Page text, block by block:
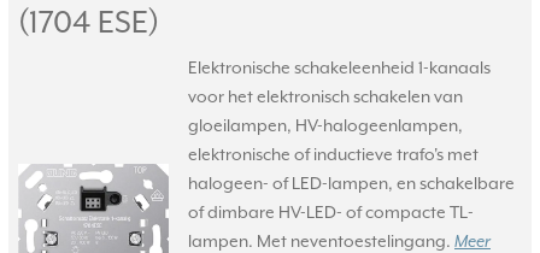
(1704 ESE)
Elektronische schakeleenheid 1-kanaals
voor het elektronisch schakelen van
gloeilampen, HV-halogeenlampen,
elektronische of inductieve trafo's met
halogeen- of LED-lampen, en schakelbare
of dimbare HV-LED- of compacte TL-
lampen. Met neventoestelingang. Meer